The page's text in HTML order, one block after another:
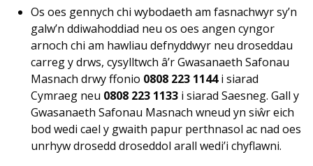
Os oes gennych chi wybodaeth am fasnachwyr sy’n
galw’n ddiwahoddiad neu os oes angen cyngor
arnoch chi am hawliau defnyddwyr neu droseddau
carreg y drws, cysylltwch â’r Gwasanaeth Safonau
Masnach drwy ffonio 0808 223 1144i siarad
Cymraeg neu 0808 223 1133 i siarad Saesneg. Gall y
Gwasanaeth Safonau Masnach wneud yn siŵr eich
bod wedi cael y gwaith papur perthnasol ac nad oes
unrhyw drosedd droseddol arall wedi’i chyflawni.